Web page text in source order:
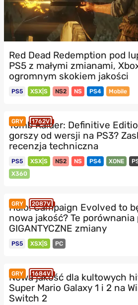
Red Dead Redemption pod
PS5 z małymi zmianami,
ogromnym skokiem jakości
PS5 XSX|S NS2 NS PS4 Mobile
GRY 1762V
Tomb Raider: Definitive
gorszy od wersji na PS3?
recenzja techniczna
PS5 XSX|S NS2 NS PS4 XONE
X360
GRY 2087V
Halo: Campaign Evolved to
nowa jakość? Te porównania
GIGANTYCZNE zmiany
PS5 XSX|S PC
GRY 1684V
Nowa jakość dla kultowych
Super Mario Galaxy 1 i 2 na
Switch 2